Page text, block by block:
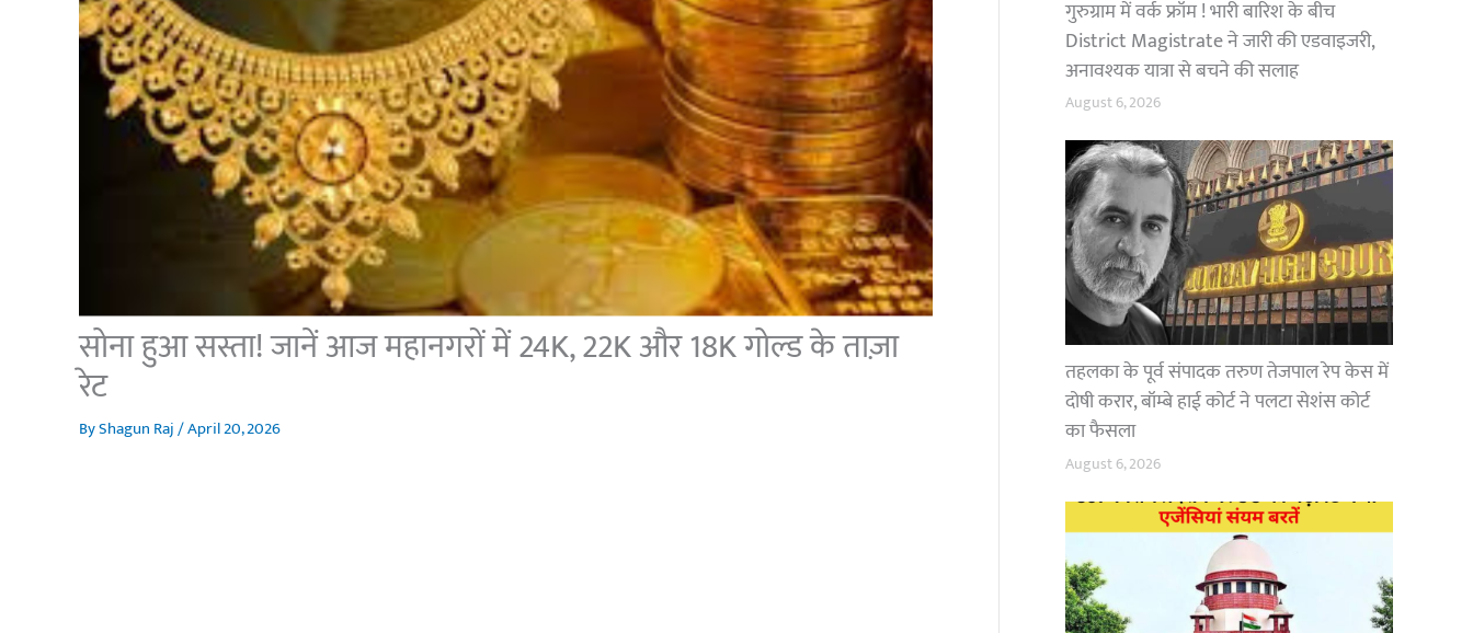
सोना हुआ सस्ता! जानें आज महानगरों में 24K, 22K और 18K गोल्ड के ताज़ा
रेट
ByShagun Raj/April 20, 2026
गुरुग्राम में वर्क फ्रॉम ! भारी बारिश के बीच
District Magistrate ने जारी की एडवाइजरी,
अनावश्यक यात्रा से बचने की सलाह
August 6, 2026
तहलका के पूर्व संपादक तरुण तेजपाल रेप केस में
दोषी करार, बॉम्बे हाई कोर्ट ने पलटा सेशंस कोर्ट
का फैसला
August 6, 2026